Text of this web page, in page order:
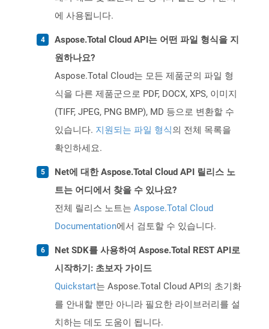
에 사용됩니다.
Aspose.Total Cloud API는 어떤 파일 형식을 지
원하나요?
Aspose.Total Cloud는 모든 제품군의 파일 형
식을 다른 제품군으로 PDF, DOCX, XPS, 이미지
(TIFF, JPEG, PNG BMP), MD 등으로 변환할 수
있습니다. 지원되는 파일 형식의 전체 목록을
확인하세요.
Net에 대한 Aspose.Total Cloud API 릴리스 노
트는 어디에서 찾을 수 있나요?
전체 릴리스 노트는 Aspose.Total Cloud
Documentation에서 검토할 수 있습니다.
Net SDK를 사용하여 Aspose.Total REST API로
시작하기: 초보자 가이드
Quickstart는 Aspose.Total Cloud API의 초기화
를 안내할 뿐만 아니라 필요한 라이브러리를 설
치하는 데도 도움이 됩니다.